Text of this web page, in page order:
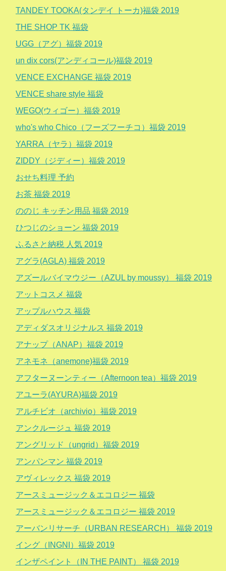
TANDEY TOOKA(タンデイ トーカ)福袋 2019
THE SHOP TK 福袋
UGG（アグ）福袋 2019
un dix cors(アンディコール)福袋 2019
VENCE EXCHANGE 福袋 2019
VENCE share style 福袋
WEGO(ウィゴー）福袋 2019
who's who Chico（フーズフーチコ）福袋 2019
YARRA（ヤラ）福袋 2019
ZIDDY（ジディー）福袋 2019
おせち料理 予約
お茶 福袋 2019
ののじ キッチン用品 福袋 2019
ひつじのショーン 福袋 2019
ふるさと納税 人気 2019
アグラ(AGLA) 福袋 2019
アズールバイマウジー（AZUL by moussy） 福袋 2019
アットコスメ 福袋
アップルハウス 福袋
アディダスオリジナルス 福袋 2019
アナップ（ANAP）福袋 2019
アネモネ（anemone)福袋 2019
アフターヌーンティー（Afternoon tea）福袋 2019
アユーラ(AYURA)福袋 2019
アルチビオ（archivio）福袋 2019
アンクルージュ 福袋 2019
アングリッド（ungrid）福袋 2019
アンパンマン 福袋 2019
アヴィレックス 福袋 2019
アースミュージック＆エコロジー 福袋
アースミュージック＆エコロジー 福袋 2019
アーバンリサーチ（URBAN RESEARCH） 福袋 2019
イング（INGNI）福袋 2019
インザペイント（IN THE PAINT） 福袋 2019